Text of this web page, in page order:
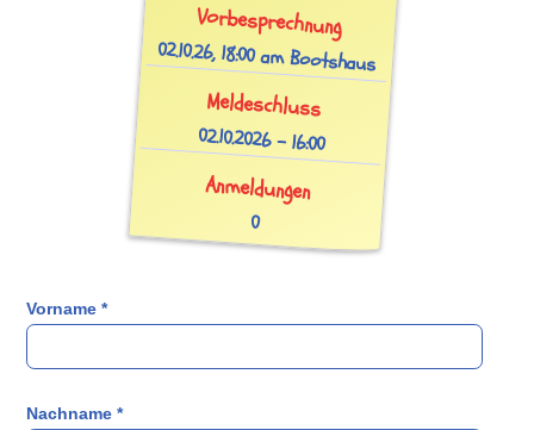
Vorbesprechnung
02.10.26, 18:00 am Bootshaus
Meldeschluss
02.10.2026 - 16:00
Anmeldungen
0
Vorname*
Nachname*